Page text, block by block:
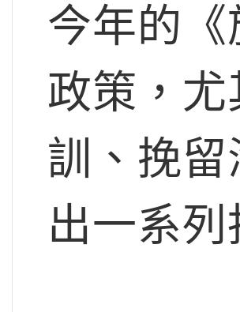
今年的
政策，
訓、挽
出一系